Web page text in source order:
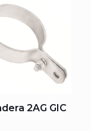
2AG GIC